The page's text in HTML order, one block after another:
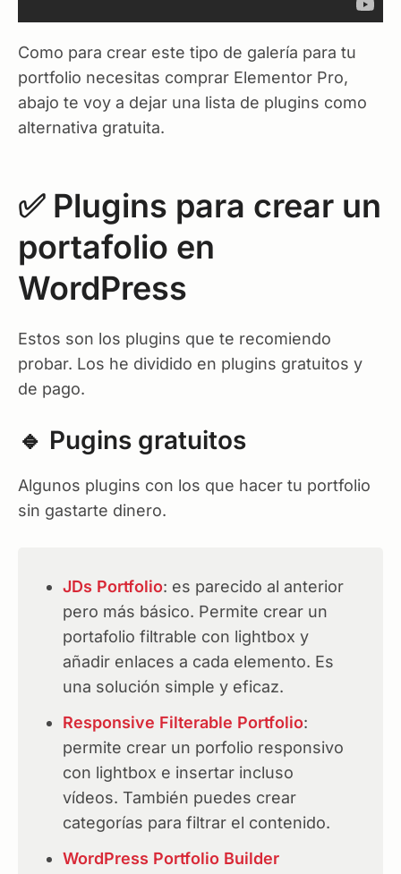
Como para crear este tipo de galería para tu
portfolio necesitas comprar Elementor Pro,
abajo te voy a dejar una lista de plugins como
alternativa gratuita.
✅ Plugins para crear un
portafolio en
WordPress
Estos son los plugins que te recomiendo
probar. Los he dividido en plugins gratuitos y
de pago.
🔹 Pugins gratuitos
Algunos plugins con los que hacer tu portfolio
sin gastarte dinero.
JDs Portfolio: es parecido al anterior
pero más básico. Permite crear un
portafolio filtrable con lightbox y
añadir enlaces a cada elemento. Es
una solución simple y eficaz.
Responsive Filterable Portfolio:
permite crear un porfolio responsivo
con lightbox e insertar incluso
vídeos. También puedes crear
categorías para filtrar el contenido.
WordPress Portfolio Builder